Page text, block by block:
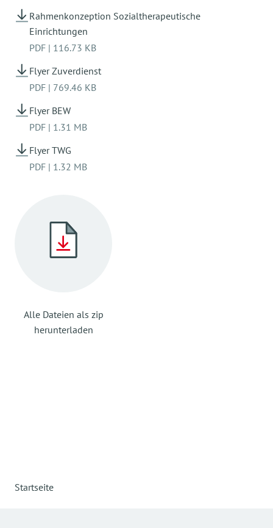
Zuverdienst
Rahmenkonzeption Sozialtherapeutische
Einrichtungen
PDF | 116.73 KB
Flyer Zuverdienst
PDF | 769.46 KB
Flyer BEW
PDF | 1.31 MB
Flyer TWG
PDF | 1.32 MB
Alle Dateien als zip
herunterladen
Startseite